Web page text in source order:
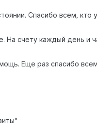
Спасибо всем, кто
На счету каждый день
Еще раз спасибо